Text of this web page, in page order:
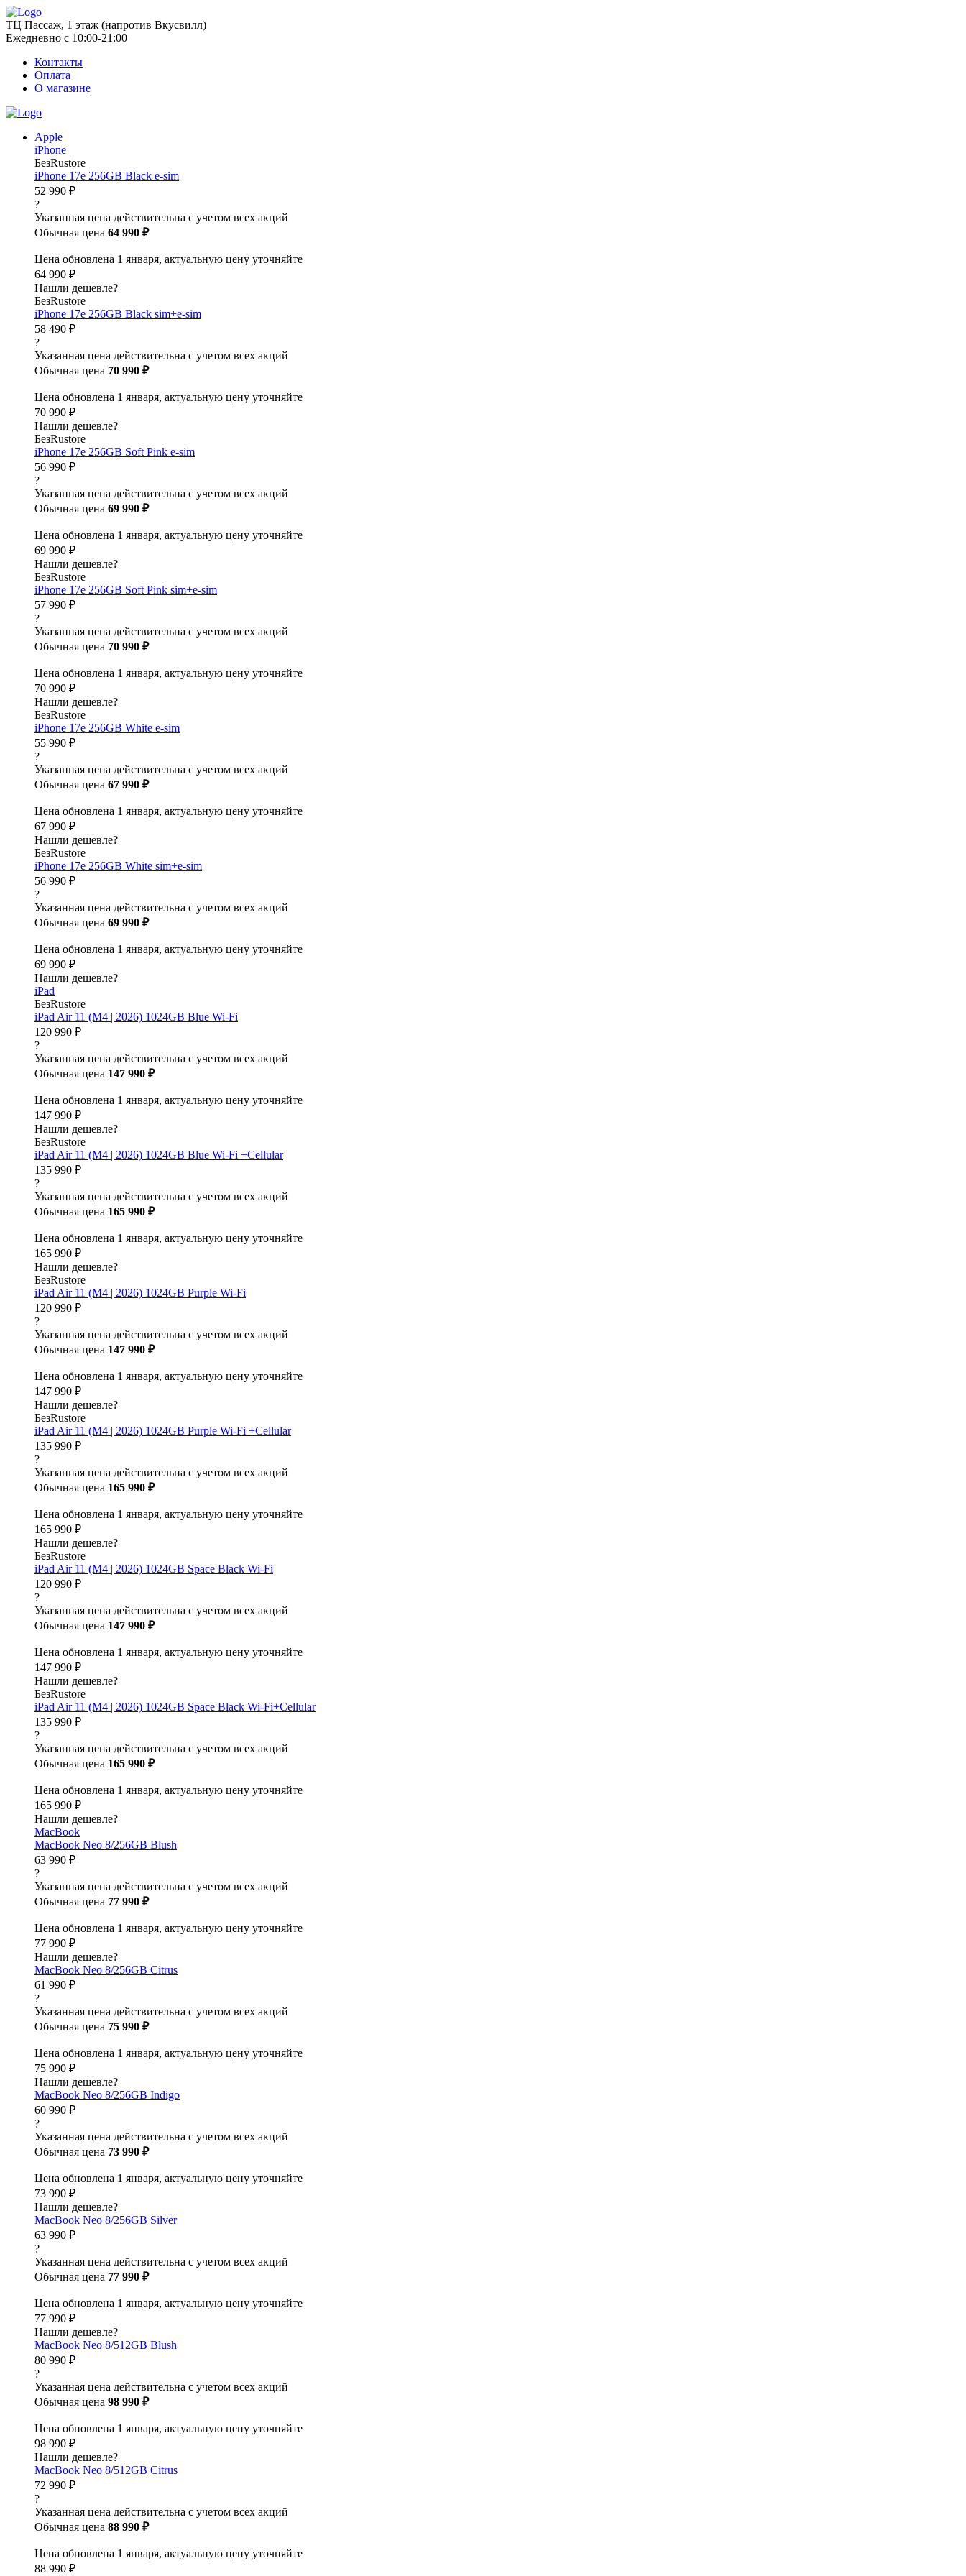
ТЦ Пассаж, 1 этаж (напротив Вкусвилл)
Ежедневно с 10:00-21:00
Контакты
Оплата
О магазине
Apple
iPhone
БезRustore
iPhone 17e 256GB Black e-sim
52 990 ₽
?
Указанная цена действительна с учетом всех акций
Обычная цена 64 990 ₽
Цена обновлена 1 января, актуальную цену уточняйте
64 990 ₽
Нашли дешевле?
БезRustore
iPhone 17e 256GB Black sim+e-sim
58 490 ₽
?
Указанная цена действительна с учетом всех акций
Обычная цена 70 990 ₽
Цена обновлена 1 января, актуальную цену уточняйте
70 990 ₽
Нашли дешевле?
БезRustore
iPhone 17e 256GB Soft Pink e-sim
56 990 ₽
?
Указанная цена действительна с учетом всех акций
Обычная цена 69 990 ₽
Цена обновлена 1 января, актуальную цену уточняйте
69 990 ₽
Нашли дешевле?
БезRustore
iPhone 17e 256GB Soft Pink sim+e-sim
57 990 ₽
?
Указанная цена действительна с учетом всех акций
Обычная цена 70 990 ₽
Цена обновлена 1 января, актуальную цену уточняйте
70 990 ₽
Нашли дешевле?
БезRustore
iPhone 17e 256GB White e-sim
55 990 ₽
?
Указанная цена действительна с учетом всех акций
Обычная цена 67 990 ₽
Цена обновлена 1 января, актуальную цену уточняйте
67 990 ₽
Нашли дешевле?
БезRustore
iPhone 17e 256GB White sim+e-sim
56 990 ₽
?
Указанная цена действительна с учетом всех акций
Обычная цена 69 990 ₽
Цена обновлена 1 января, актуальную цену уточняйте
69 990 ₽
Нашли дешевле?
iPad
БезRustore
iPad Air 11 (M4 | 2026) 1024GB Blue Wi-Fi
120 990 ₽
?
Указанная цена действительна с учетом всех акций
Обычная цена 147 990 ₽
Цена обновлена 1 января, актуальную цену уточняйте
147 990 ₽
Нашли дешевле?
БезRustore
iPad Air 11 (M4 | 2026) 1024GB Blue Wi-Fi +Cellular
135 990 ₽
?
Указанная цена действительна с учетом всех акций
Обычная цена 165 990 ₽
Цена обновлена 1 января, актуальную цену уточняйте
165 990 ₽
Нашли дешевле?
БезRustore
iPad Air 11 (M4 | 2026) 1024GB Purple Wi-Fi
120 990 ₽
?
Указанная цена действительна с учетом всех акций
Обычная цена 147 990 ₽
Цена обновлена 1 января, актуальную цену уточняйте
147 990 ₽
Нашли дешевле?
БезRustore
iPad Air 11 (M4 | 2026) 1024GB Purple Wi-Fi +Cellular
135 990 ₽
?
Указанная цена действительна с учетом всех акций
Обычная цена 165 990 ₽
Цена обновлена 1 января, актуальную цену уточняйте
165 990 ₽
Нашли дешевле?
БезRustore
iPad Air 11 (M4 | 2026) 1024GB Space Black Wi-Fi
120 990 ₽
?
Указанная цена действительна с учетом всех акций
Обычная цена 147 990 ₽
Цена обновлена 1 января, актуальную цену уточняйте
147 990 ₽
Нашли дешевле?
БезRustore
iPad Air 11 (M4 | 2026) 1024GB Space Black Wi-Fi+Cellular
135 990 ₽
?
Указанная цена действительна с учетом всех акций
Обычная цена 165 990 ₽
Цена обновлена 1 января, актуальную цену уточняйте
165 990 ₽
Нашли дешевле?
MacBook
MacBook Neo 8/256GB Blush
63 990 ₽
?
Указанная цена действительна с учетом всех акций
Обычная цена 77 990 ₽
Цена обновлена 1 января, актуальную цену уточняйте
77 990 ₽
Нашли дешевле?
MacBook Neo 8/256GB Citrus
61 990 ₽
?
Указанная цена действительна с учетом всех акций
Обычная цена 75 990 ₽
Цена обновлена 1 января, актуальную цену уточняйте
75 990 ₽
Нашли дешевле?
MacBook Neo 8/256GB Indigo
60 990 ₽
?
Указанная цена действительна с учетом всех акций
Обычная цена 73 990 ₽
Цена обновлена 1 января, актуальную цену уточняйте
73 990 ₽
Нашли дешевле?
MacBook Neo 8/256GB Silver
63 990 ₽
?
Указанная цена действительна с учетом всех акций
Обычная цена 77 990 ₽
Цена обновлена 1 января, актуальную цену уточняйте
77 990 ₽
Нашли дешевле?
MacBook Neo 8/512GB Blush
80 990 ₽
?
Указанная цена действительна с учетом всех акций
Обычная цена 98 990 ₽
Цена обновлена 1 января, актуальную цену уточняйте
98 990 ₽
Нашли дешевле?
MacBook Neo 8/512GB Citrus
72 990 ₽
?
Указанная цена действительна с учетом всех акций
Обычная цена 88 990 ₽
Цена обновлена 1 января, актуальную цену уточняйте
88 990 ₽